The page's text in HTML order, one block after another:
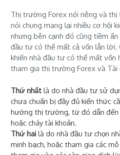
Thị trường Forex nói riêng và
nói chung mang lại nhiều cơ hội
nhưng bên cạnh đó cũng tiềm ẩn
đầu tư có thể mất cả vốn lẫn lời.
khiến nhà đầu tư có thể mất vốn
tham gia thị trường Forex và Tài
Thứ nhất là do nhà đầu tư sử
chưa chuẩn bị đầy đủ kiến thức
hướng thị trường, từ đó dẫn đến
hoặc cháy tài khoản.
Thứ hai là do nhà đầu tư chọn
minh bạch, hoặc tham gia các